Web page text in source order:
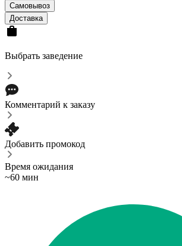
Cамовывоз
Доставка
Выбрать заведение
Комментарий к заказу
Добавить промокод
Время ожидания
~60 мин